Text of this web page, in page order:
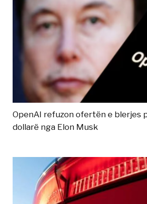
OpenAI refuzon ofertën e blerjes
dollarë nga Elon Musk